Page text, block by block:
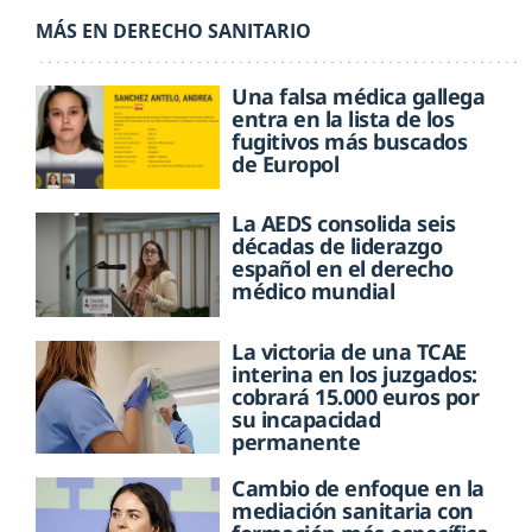
MÁS EN DERECHO SANITARIO
Una falsa médica gallega
entra en la lista de los
fugitivos más buscados
de Europol
La AEDS consolida seis
décadas de liderazgo
español en el derecho
médico mundial
La victoria de una TCAE
interina en los juzgados:
cobrará 15.000 euros por
su incapacidad
permanente
Cambio de enfoque en la
mediación sanitaria con